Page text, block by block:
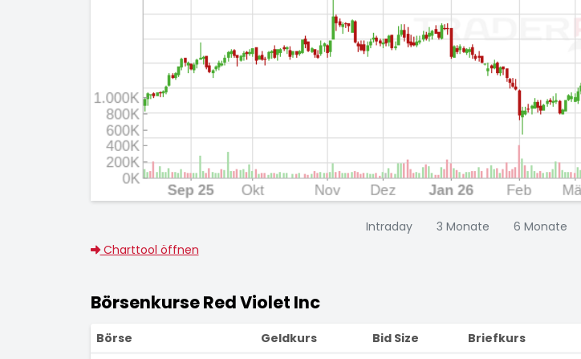
Intraday 3 Monate 6 Monate
Charttool öffnen
Börsenkurse Red Violet Inc
Börse Geldkurs Bid Size Briefkurs